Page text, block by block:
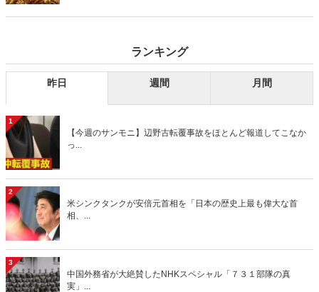
ランキング
昨日 週間 月間
1
【今週のサンモニ】辺野古転覆事故をほとんど報道してこなか
っ...
2
米シンクタンクが安倍元首相を「日本の歴史上最も偉大な首
相、...
3
中国外務省が大絶賛したNHKスペシャル「７３１部隊の真
実」...